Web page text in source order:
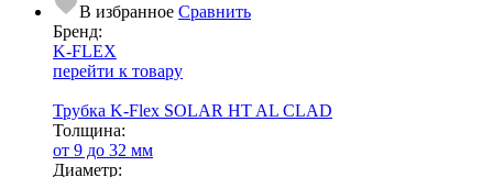
В избранное Сравнить
Бренд:
K-FLEX
перейти к товару
Трубка K-Flex SOLAR HT AL CLAD
Тол­щи­на:
от 9 до 32 мм
Диаметр: